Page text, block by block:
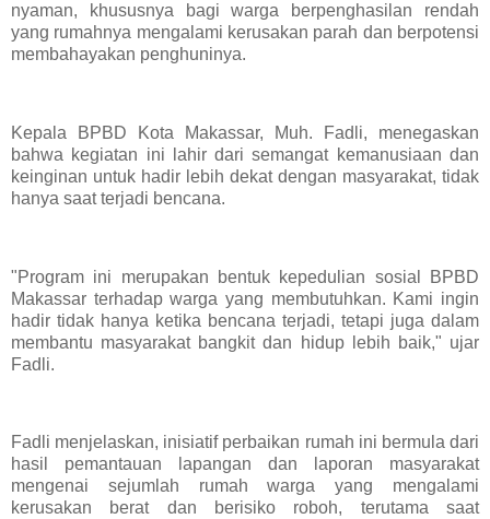
nyaman, khususnya bagi warga berpenghasilan rendah
yang rumahnya mengalami kerusakan parah dan berpotensi
membahayakan penghuninya.
Kepala BPBD Kota Makassar, Muh. Fadli, menegaskan
bahwa kegiatan ini lahir dari semangat kemanusiaan dan
keinginan untuk hadir lebih dekat dengan masyarakat, tidak
hanya saat terjadi bencana.
"Program ini merupakan bentuk kepedulian sosial BPBD
Makassar terhadap warga yang membutuhkan. Kami ingin
hadir tidak hanya ketika bencana terjadi, tetapi juga dalam
membantu masyarakat bangkit dan hidup lebih baik," ujar
Fadli.
Fadli menjelaskan, inisiatif perbaikan rumah ini bermula dari
hasil pemantauan lapangan dan laporan masyarakat
mengenai sejumlah rumah warga yang mengalami
kerusakan berat dan berisiko roboh, terutama saat